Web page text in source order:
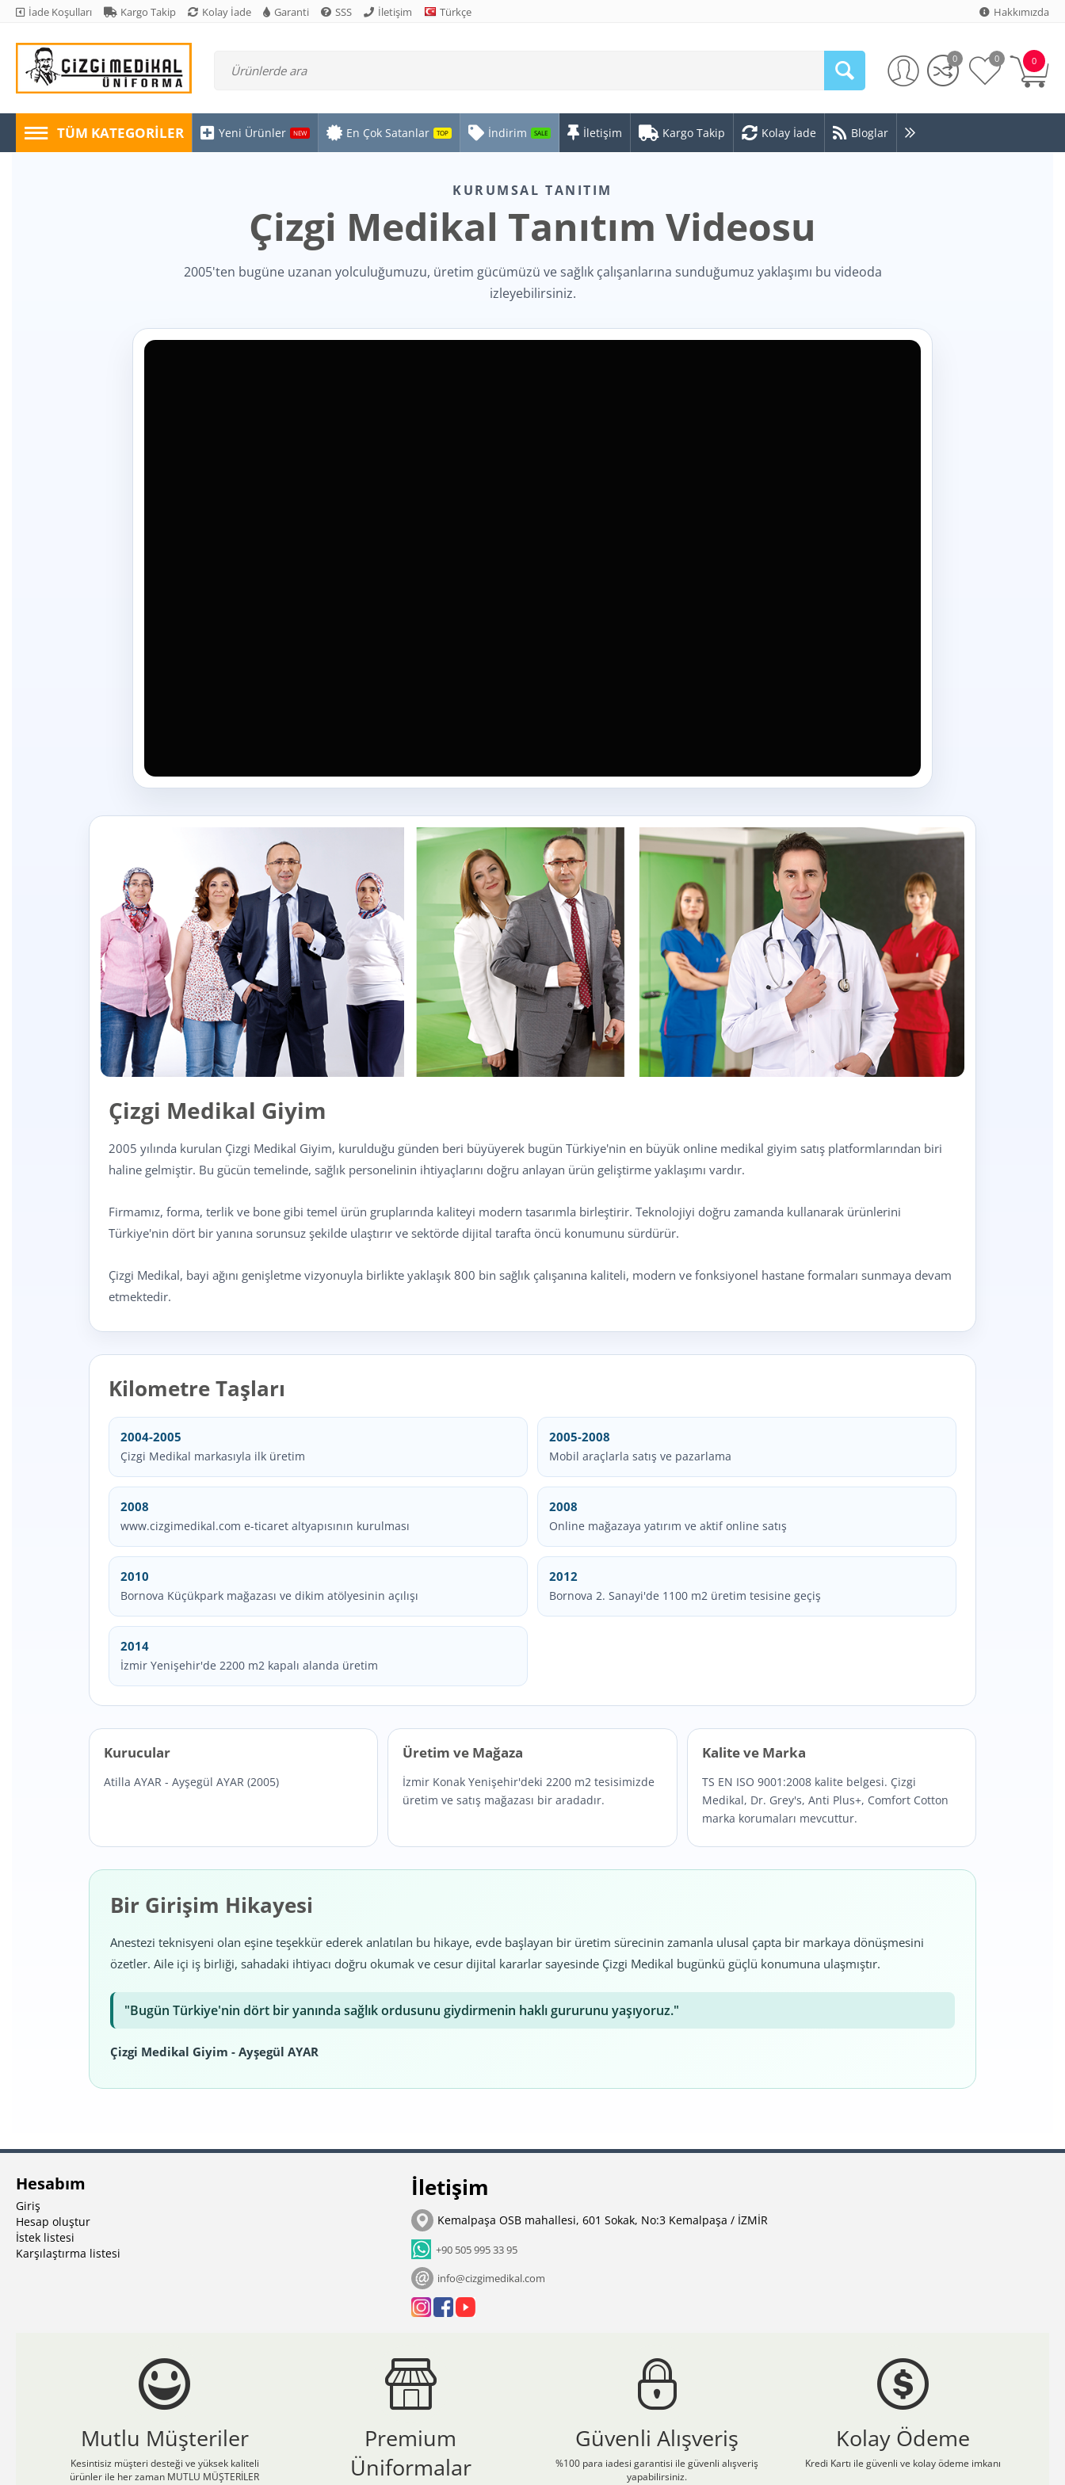
İade Koşulları Kargo Takip Kolay İade Garanti SSS İletişim Türkçe Hakkımızda
0
0 0
TÜM KATEGORILER Yeni Ürünler NEW En Çok Satanlar TOP İndirim SALE İletişim Kargo Takip Kolay İade Bloglar
KURUMSAL TANITIM
Çizgi Medikal Tanıtım Videosu
2005'ten bugüne uzanan yolculuğumuzu, üretim gücümüzü ve sağlık çalışanlarına sunduğumuz yaklaşımı bu videoda
izleyebilirsiniz.
Çizgi Medikal Giyim
2005 yılında kurulan Çizgi Medikal Giyim, kurulduğu günden beri büyüyerek bugün Türkiye'nin en büyük online medikal giyim satış platformlarından biri
haline gelmiştir. Bu gücün temelinde, sağlık personelinin ihtiyaçlarını doğru anlayan ürün geliştirme yaklaşımı vardır.
Firmamız, forma, terlik ve bone gibi temel ürün gruplarında kaliteyi modern tasarımla birleştirir. Teknolojiyi doğru zamanda kullanarak ürünlerini
Türkiye'nin dört bir yanına sorunsuz şekilde ulaştırır ve sektörde dijital tarafta öncü konumunu sürdürür.
Çizgi Medikal, bayi ağını genişletme vizyonuyla birlikte yaklaşık 800 bin sağlık çalışanına kaliteli, modern ve fonksiyonel hastane formaları sunmaya devam
etmektedir.
Kilometre Taşları
2004-2005
Çizgi Medikal markasıyla ilk üretim
2005-2008
Mobil araçlarla satış ve pazarlama
2008
www.cizgimedikal.com e-ticaret altyapısının kurulması
2008
Online mağazaya yatırım ve aktif online satış
2010
Bornova Küçükpark mağazası ve dikim atölyesinin açılışı
2012
Bornova 2. Sanayi'de 1100 m2 üretim tesisine geçiş
2014
İzmir Yenişehir'de 2200 m2 kapalı alanda üretim
Kurucular
Atilla AYAR - Ayşegül AYAR (2005)
Üretim ve Mağaza
İzmir Konak Yenişehir'deki 2200 m2 tesisimizde
üretim ve satış mağazası bir aradadır.
Kalite ve Marka
TS EN ISO 9001:2008 kalite belgesi. Çizgi
Medikal, Dr. Grey's, Anti Plus+, Comfort Cotton
marka korumaları mevcuttur.
Bir Girişim Hikayesi
Anestezi teknisyeni olan eşine teşekkür ederek anlatılan bu hikaye, evde başlayan bir üretim sürecinin zamanla ulusal çapta bir markaya dönüşmesini
özetler. Aile içi iş birliği, sahadaki ihtiyacı doğru okumak ve cesur dijital kararlar sayesinde Çizgi Medikal bugünkü güçlü konumuna ulaşmıştır.
"Bugün Türkiye'nin dört bir yanında sağlık ordusunu giydirmenin haklı gururunu yaşıyoruz."
Çizgi Medikal Giyim - Ayşegül AYAR
Hesabım
Giriş
Hesap oluştur
İstek listesi
Karşılaştırma listesi
İletişim
Kemalpaşa OSB mahallesi, 601 Sokak, No:3 Kemalpaşa / İZMİR
+90 505 995 33 95
info@cizgimedikal.com
Mutlu Müşteriler
Kesintisiz müşteri desteği ve yüksek kaliteli
ürünler ile her zaman MUTLU MÜŞTERİLER
Premium
Üniformalar
Güvenli Alışveriş
%100 para iadesi garantisi ile güvenli alışveriş
yapabilirsiniz.
Kolay Ödeme
Kredi Kartı ile güvenli ve kolay ödeme imkanı